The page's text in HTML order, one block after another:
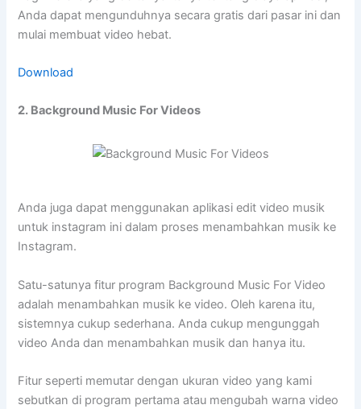
Anda dapat mengunduhnya secara gratis dari pasar ini dan
mulai membuat video hebat.
Download
2. Background Music For Videos
Anda juga dapat menggunakan aplikasi edit video musik
untuk instagram ini dalam proses menambahkan musik ke
Instagram.
Satu-satunya fitur program Background Music For Video
adalah menambahkan musik ke video. Oleh karena itu,
sistemnya cukup sederhana. Anda cukup mengunggah
video Anda dan menambahkan musik dan hanya itu.
Fitur seperti memutar dengan ukuran video yang kami
sebutkan di program pertama atau mengubah warna video